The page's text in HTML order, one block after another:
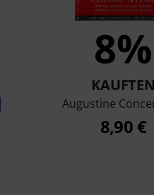
8%
KAUFTEN
Augustine
8,90 €